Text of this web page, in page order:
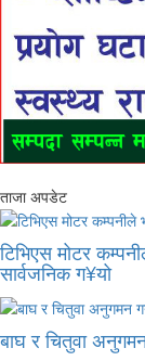
ताजा अपडेट
टिभिएस मोटर
सार्वजनिक ग¥यो
बाघ र चितुवा